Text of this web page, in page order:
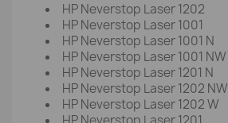
HP Neverstop Laser 1202
HP Neverstop Laser 1001
HP Neverstop Laser 1001 N
HP Neverstop Laser 1001 NW
HP Neverstop Laser 1201 N
HP Neverstop Laser 1202 NW
HP Neverstop Laser 1202 W